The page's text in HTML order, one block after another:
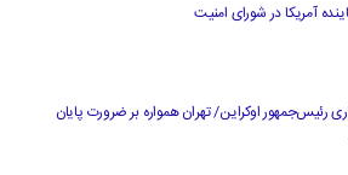
آمریکا در شورای امنیت
رئیس‌جمهور اوکراین/ تهران همواره بر ضرورت پایان